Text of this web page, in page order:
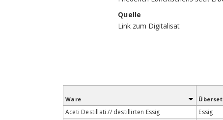
Quelle
Link zum Digitalisat
Ware
Aceti Destillati // destillirten Essig Essig